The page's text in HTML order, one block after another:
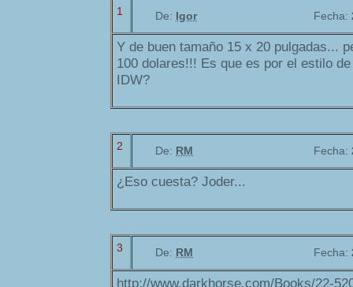
1 De: Igor Fecha:
Y de buen tamaño 15 x 20 pulgadas...
100 dolares!!! Es que es por el estilo
IDW?
2 De: RM Fecha:
¿Eso cuesta? Joder...
3 De: RM Fecha:
http://www.darkhorse.com/Books/22-